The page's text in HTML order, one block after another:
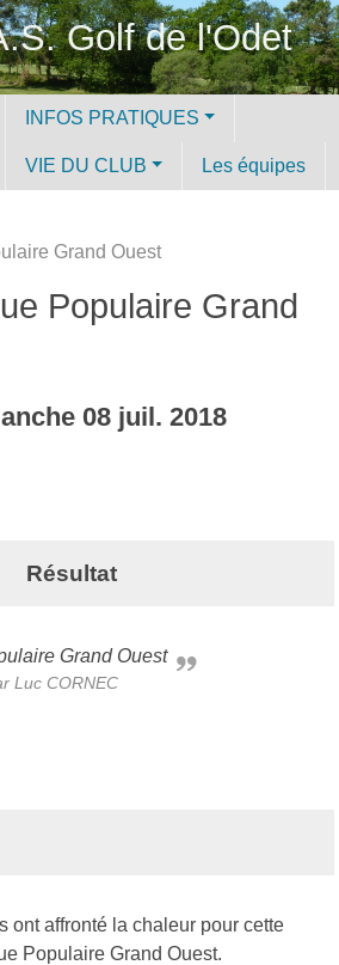
Golf de l'Odet
INFOS PRATIQUES
VIE DU CLUB Les équipes
Grand Ouest
Populaire Grand
08 juil. 2018
Résultat
Grand Ouest
Luc CORNEC
ont affronté la chaleur pour cette
Populaire Grand Ouest.
cookies